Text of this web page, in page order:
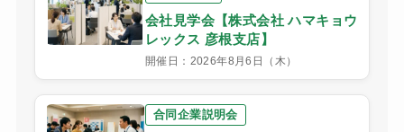
会社見学会【株式会社 ハマキョウ
レックス 彦根支店】
開催日：2026年8月6日（木）
合同企業説明会